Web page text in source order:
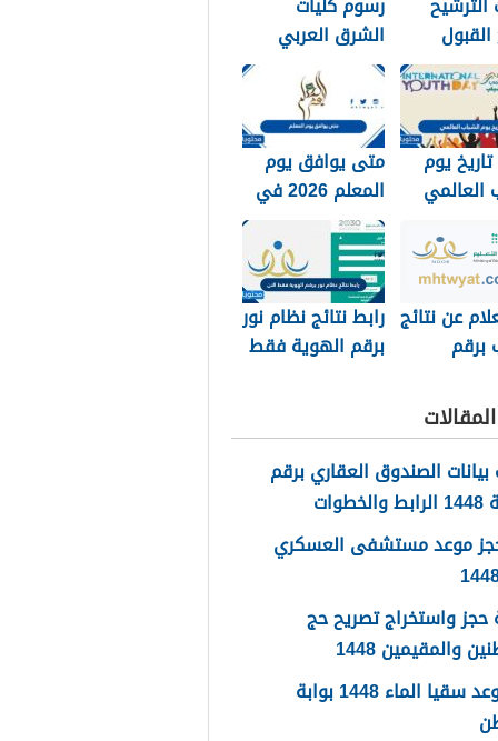
القبول
الملك خالد
الشرق العربي
1448 وكيفية
تسديد الرسوم
يوم
العالمي
متى يوافق يوم
المعلم 2026 في
جميع الدول
العربية
عن نتائج
برقم
رابط نتائج نظام نور
برقم الهوية فقط
الصندوق العقاري برقم
موعد مستشفى العسكري
حجز واستخراج تصريح حج
والمقيمين 1448
حجز موعد سقيا الماء 1448 بوابة